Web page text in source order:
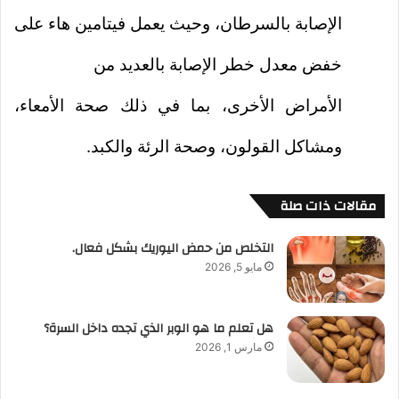
الإصابة بالسرطان، وحيث يعمل فيتامين هاء على
خفض معدل خطر الإصابة بالعديد من
الأمراض الأخرى، بما في ذلك صحة الأمعاء،
ومشاكل القولون، وصحة الرئة والكبد.
مقالات ذات صلة
التخلص من حمض اليوريك بشكل فعال.
مايو 5, 2026
هل تعلم ما هو الوبر الذي تجده داخل السرة؟
مارس 1, 2026